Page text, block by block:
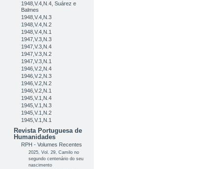
1948,V.4,N.4, Suárez e
Balmes
1948,V.4,N.3
1948,V.4,N.2
1948,V.4,N.1
1947,V.3,N.3
1947,V.3,N.4
1947,V.3,N.2
1947,V.3,N.1
1946,V.2,N.4
1946,V.2,N.3
1946,V.2,N.2
1946,V.2,N.1
1945,V.1,N.4
1945,V.1,N.3
1945,V.1,N.2
1945,V.1,N.1
Revista Portuguesa de
Humanidades
RPH - Volumes Recentes
2025, Vol. 29, Camilo no
segundo centenário do seu
nascimento